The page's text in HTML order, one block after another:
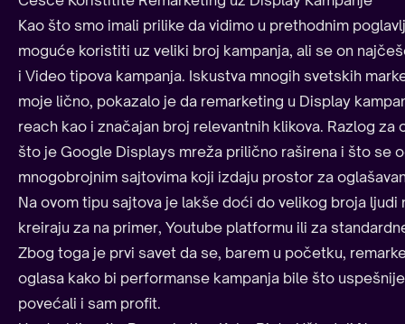
Kao što smo imali prilike da vidimo u prethodnim
moguće koristiti uz veliki broj kampanja, ali se on
i Video tipova kampanja. Iskustva mnogih svetskih
moje lično, pokazalo je da remarketing u Display
reach kao i značajan broj relevantnih klikova. Razlog
što je Google Displays mreža prilično raširena i što se
mnogobrojnim sajtovima koji izdaju prostor za
Na ovom tipu sajtova je lakše doći do velikog broja ljudi
kreiraju za na primer, Youtube platformu ili za
Zbog toga je prvi savet da se, barem u početku,
oglasa kako bi performanse kampanja bile što
povećali i sam profit.